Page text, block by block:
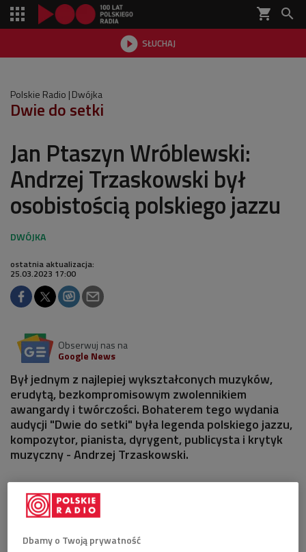
shopping_cart 
 SŁUCHAJ

Polskie Radio Dwójka
Dwie do setki
Jan Ptaszyn Wróblewski:
Andrzej Trzaskowski był
osobistością polskiego jazzu
ostatnia aktualizacja:
25.03.2023 17:00
Obserwuj nas na
Google News
Był jednym z najlepiej wykształconych muzyków,
erudytą, bezkompromisowym zwolennikiem
awangardy i twórczości. Bohaterem tego wydania
audycji "Dwie do setki" była legenda polskiego jazzu,
kompozytor, pianista, dyrygent, publicysta i krytyk
muzyczny - Andrzej Trzaskowski.
Dbamy o Twoją prywatność